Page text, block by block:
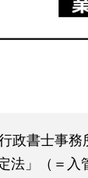
政書士事務
法」（＝入